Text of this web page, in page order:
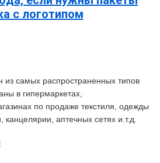
с логотипом
самых распространенных типов
в гипермаркетах,
по продаже текстиля, одежды
канцелярии, аптечных сетях и.т.д.